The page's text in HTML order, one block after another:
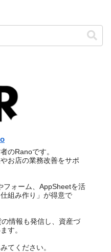
のRanoです。
お店の業務改善をサポ
ォーム、AppSheetを活
組み作り」が得意で
情報も発信し、資産づ
す。
てください。